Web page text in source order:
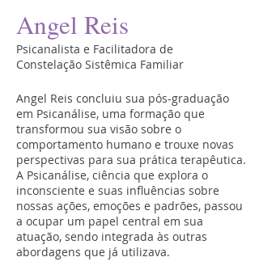
Angel Reis
Psicanalista e Facilitadora de
Constelação Sistêmica Familiar
Angel Reis concluiu sua pós-graduação
em Psicanálise, uma formação que
transformou sua visão sobre o
comportamento humano e trouxe novas
perspectivas para sua prática terapêutica.
A Psicanálise, ciência que explora o
inconsciente e suas influências sobre
nossas ações, emoções e padrões, passou
a ocupar um papel central em sua
atuação, sendo integrada às outras
abordagens que já utilizava.